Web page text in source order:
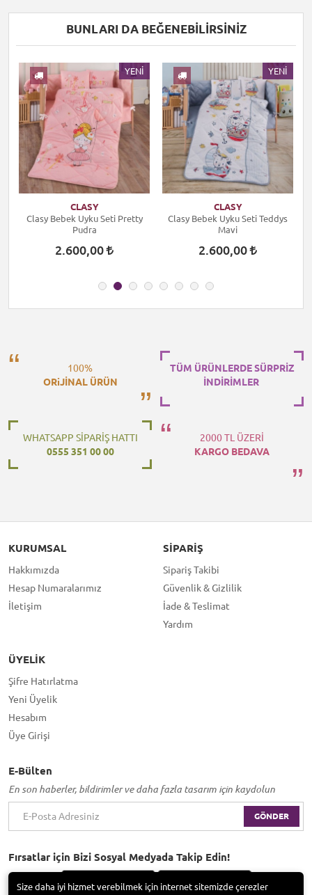
BUNLARI DA BEĞENEBILIRSINIZ
YENI
CLASY
Clasy Bebek Uyku Seti Pretty
Pudra
2.600,00
YENI
CLASY
Clasy Bebek Uyku Seti Teddys
Mavi
2.600,00
100%
ORiJİNAL ÜRÜN
TÜM ÜRÜNLERDE SÜRPRİZ
İNDİRİMLER
WHATSAPP SİPARİŞ HATTI
0555 351 00 00
2000 TL ÜZERİ
KARGO BEDAVA
KURUMSAL
Hakkımızda
Hesap Numaralarımız
İletişim
SIPARIŞ
Sipariş Takibi
Güvenlik & Gizlilik
İade & Teslimat
Yardım
ÜYELIK
Şifre Hatırlatma
Yeni Üyelik
Hesabım
Üye Girişi
E-Bülten
En son haberler, bildirimler ve daha fazla tasarım için kaydolun
GÖNDER
Fırsatlar için Bizi Sosyal Medyada Takip Edin!
Size daha iyi hizmet verebilmek için internet sitemizde çerezler